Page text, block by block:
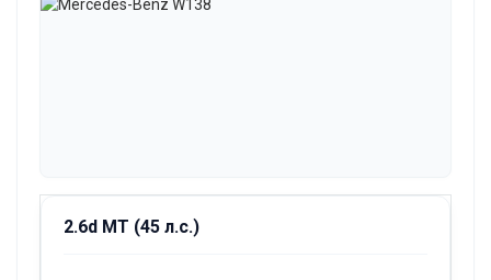
2.6d MT (45 л.с.)